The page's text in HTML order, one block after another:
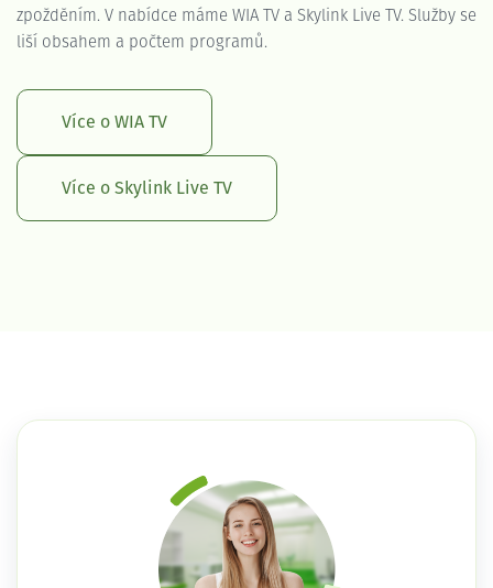
zpožděním. V nabídce máme WIA TV a Skylink Live TV. Služby se
liší obsahem a počtem programů.
Více o WIA TV
Více o Skylink Live TV